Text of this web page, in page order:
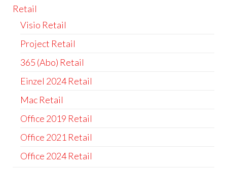
Retail
Visio Retail
Project Retail
365 (Abo) Retail
Einzel 2024 Retail
Mac Retail
Office 2019 Retail
Office 2021 Retail
Office 2024 Retail